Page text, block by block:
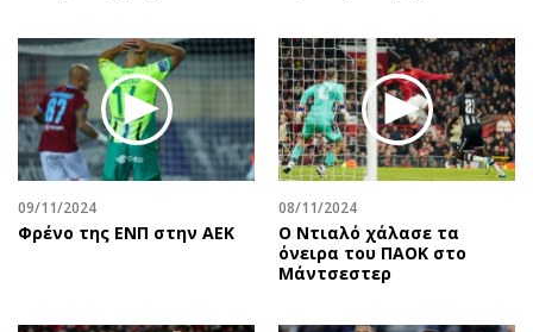
09/11/2024
Φρένο της ΕΝΠ στην ΑΕΚ
08/11/2024
Ο Ντιαλό χάλασε τα
όνειρα του ΠΑΟΚ στο
Μάντσεστερ